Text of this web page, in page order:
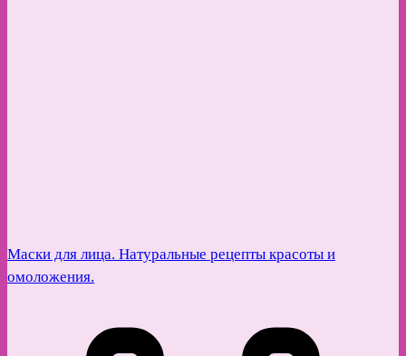
Маски для лица. Натуральные рецепты красоты и
омоложения.